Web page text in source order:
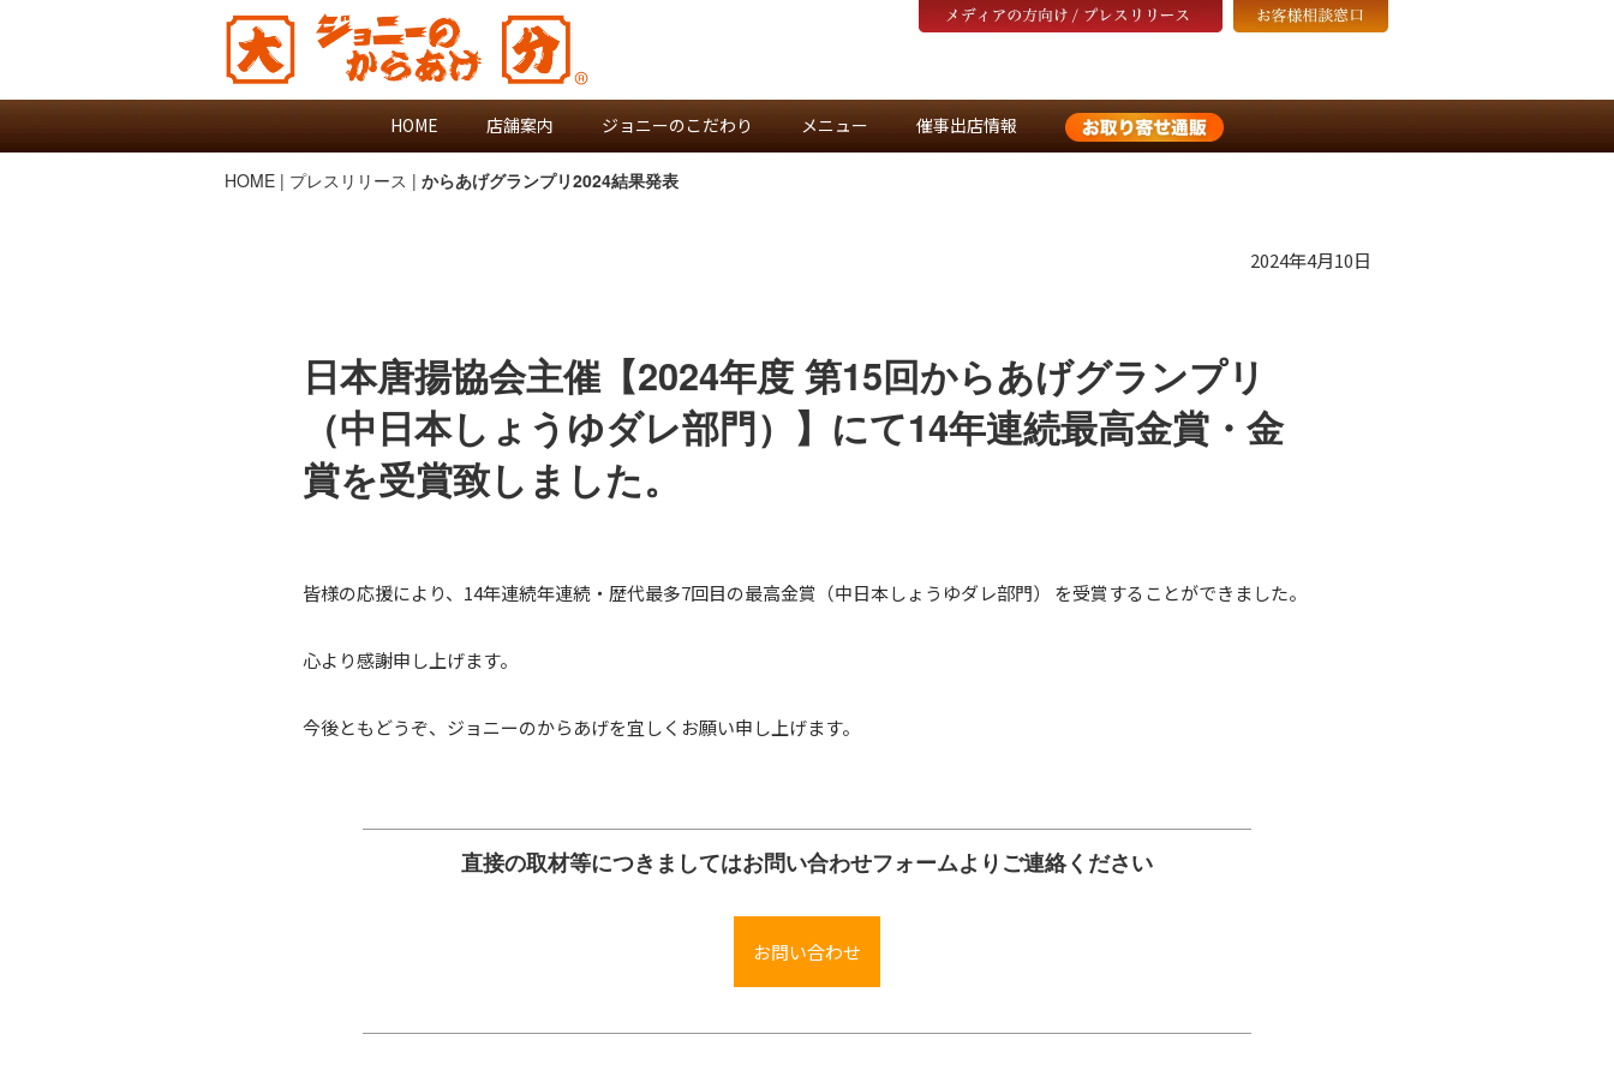
HOME 店舗案内 ジョニーのこだわり メニュー 催事出店情報
HOME | プレスリリース | からあげグランプリ2024結果発表
2024年4月10日
日本唐揚協会主催【2024年度 第15回からあげグランプリ
（中日本しょうゆダレ部門）】にて14年連続最高金賞・金
賞を受賞致しました。
皆様の応援により、14年連続年連続・歴代最多7回目の最高金賞（中日本しょうゆダレ部門） を受賞することができました。
心より感謝申し上げます。
今後ともどうぞ、ジョニーのからあげを宜しくお願い申し上げます。
直接の取材等につきましてはお問い合わせフォームよりご連絡ください
お問い合わせ